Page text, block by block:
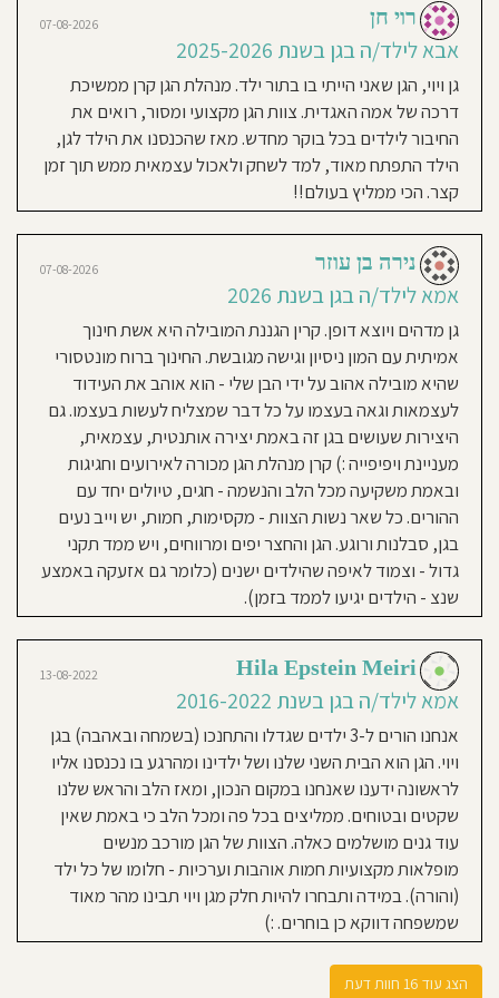
יוגה,
תיאטרון,
חיות
תזונה:
בסיס
יומיומי
תפריט
תזונאית
קופ"ח
בדרך
שעות
7:30-
16:30
שעות
פעילות
בשישי:
ללא
מאמין:
ותיק
הפועל
ברוח
הגישה
המונטסורית
07-08-2026 רוי חן
אבא לילד/ה בגן בשנת 2025-2026
גן ויוי, הגן שאני הייתי בו בתור ילד. מנהלת הגן קרן ממשיכת
דרכה של אמה האגדית. צוות הגן מקצועי ומסור, רואים את
החיבור לילדים בכל בוקר מחדש. מאז שהכנסנו את הילד לגן,
הילד התפתח מאוד, למד לשחק ולאכול עצמאית ממש תוך זמן
קצר. הכי ממליץ בעולם!!
07-08-2026 נירה בן עוזר
אמא לילד/ה בגן בשנת 2026
גן מדהים ויוצא דופן. קרין הגננת המובילה היא אשת חינוך
אמיתית עם המון ניסיון וגישה מגובשת. החינוך ברוח מונטסורי
שהיא מובילה אהוב על ידי הבן שלי - הוא אוהב את העידוד
לעצמאות וגאה בעצמו על כל דבר שמצליח לעשות בעצמו. גם
היצירות שעושים בגן זה באמת יצירה אותנטית, עצמאית,
מעניינת ויפיפייה :) קרן מנהלת הגן מכורה לאירועים וחגיגות
ובאמת משקיעה מכל הלב והנשמה - חגים, טיולים יחד עם
ההורים. כל שאר נשות הצוות - מקסימות, חמות, יש וייב נעים
בגן, סבלנות ורוגע. הגן והחצר יפים ומרווחים, ויש ממד תקני
גדול - וצמוד לאיפה שהילדים ישנים (כלומר גם אזעקה באמצע
שנצ - הילדים יגיעו לממד בזמן).
13-08-2022 Hila Epstein Meiri
אמא לילד/ה בגן בשנת 2016-2022
אנחנו הורים ל-3 ילדים שגדלו והתחנכו (בשמחה ובאהבה) בגן
ויוי. הגן הוא הבית השני שלנו ושל ילדינו ומהרגע בו נכנסנו אליו
לראשונה ידענו שאנחנו במקום הנכון, ומאז הלב והראש שלנו
שקטים ובטוחים. ממליצים בכל פה ומכל הלב כי באמת שאין
עוד גנים מושלמים כאלה. הצוות של הגן מורכב מנשים
מופלאות מקצועיות חמות אוהבות וערכיות - חלומו של כל ילד
(והורה). במידה ותבחרו להיות חלק מגן ויוי תבינו מהר מאוד
שמשפחה דווקא כן בוחרים. :)
הצג עוד 16 חוות דעת
לומר. צוות איכותי ומקצועי ברמות הכי
גבוהות, שיקוף ושיתוף להורים. אוזן
על ידי קרן המדהימה, שהיא חכמה
ומנוסה, מאוד מקצועית, שקולה, נעימה
ולא מתפשרת. הפעוטון מנוהל על ידי
שרון המהממת שגם היא מקצוענית,
נעימה ואחראית. הגן הזה נתן לנו שקט
ונחת, שמחנו שבחרנו בו, ונמשיך לבחור
10-06-2022 Roey Geffen
אבא לילד/ה בגן בשנת 2022
המון חיוכים ותכנים חינוכיים, דאגה לכל
פרט, צוות ממש מקסים
2022
Nofar Tiano Shabtai
אמא לילד/ה בגן בשנת 2020-
2021
גן ויוי הוא פשוט חלום של גן. אחרי
חיפושים רבים בין כל הגנים בחולון
הגעתי לגן ויוי והרגשתי שזה הגן בו ילדיי
יהיו. יש בו צוות מדהים ומקצועי, חם,
אוהב ומחבק (כן כן.. זה עוד קיים הוא
באמת אוהב ומחבק). בימים טרופים אלו
עם כל מה שקורה בגנים אני לגמריי
מאמינה ובוטחת בצוות הגן. אני חושבת
שהצוות בגן זה מה שהופך אותו להיות
הגן הכי טוב בחולון. הצוות מכיר כל ילד
וילדה היטב יודע איך לגשת לכל אחד
עם המון חמלה, אהבה, מקצועיות
וכמובן תמיד דואג לבטחונם של הילדים.